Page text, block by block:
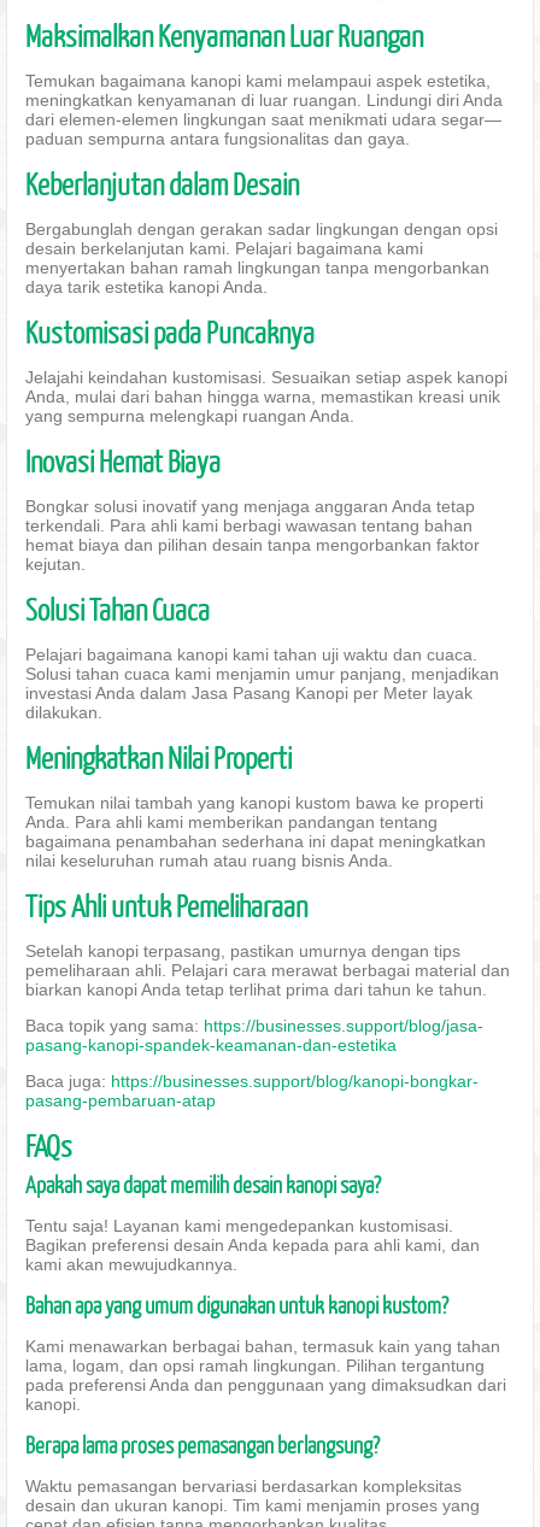
Maksimalkan Kenyamanan Luar Ruangan
Temukan bagaimana kanopi kami melampaui aspek estetika,
meningkatkan kenyamanan di luar ruangan. Lindungi diri Anda
dari elemen-elemen lingkungan saat menikmati udara segar—
paduan sempurna antara fungsionalitas dan gaya.
Keberlanjutan dalam Desain
Bergabunglah dengan gerakan sadar lingkungan dengan opsi
desain berkelanjutan kami. Pelajari bagaimana kami
menyertakan bahan ramah lingkungan tanpa mengorbankan
daya tarik estetika kanopi Anda.
Kustomisasi pada Puncaknya
Jelajahi keindahan kustomisasi. Sesuaikan setiap aspek kanopi
Anda, mulai dari bahan hingga warna, memastikan kreasi unik
yang sempurna melengkapi ruangan Anda.
Inovasi Hemat Biaya
Bongkar solusi inovatif yang menjaga anggaran Anda tetap
terkendali. Para ahli kami berbagi wawasan tentang bahan
hemat biaya dan pilihan desain tanpa mengorbankan faktor
kejutan.
Solusi Tahan Cuaca
Pelajari bagaimana kanopi kami tahan uji waktu dan cuaca.
Solusi tahan cuaca kami menjamin umur panjang, menjadikan
investasi Anda dalam Jasa Pasang Kanopi per Meter layak
dilakukan.
Meningkatkan Nilai Properti
Temukan nilai tambah yang kanopi kustom bawa ke properti
Anda. Para ahli kami memberikan pandangan tentang
bagaimana penambahan sederhana ini dapat meningkatkan
nilai keseluruhan rumah atau ruang bisnis Anda.
Tips Ahli untuk Pemeliharaan
Setelah kanopi terpasang, pastikan umurnya dengan tips
pemeliharaan ahli. Pelajari cara merawat berbagai material dan
biarkan kanopi Anda tetap terlihat prima dari tahun ke tahun.
Baca topik yang sama: https://businesses.support/blog/jasa-
pasang-kanopi-spandek-keamanan-dan-estetika
Baca juga: https://businesses.support/blog/kanopi-bongkar-
pasang-pembaruan-atap
FAQs
Apakah saya dapat memilih desain kanopi saya?
Tentu saja! Layanan kami mengedepankan kustomisasi.
Bagikan preferensi desain Anda kepada para ahli kami, dan
kami akan mewujudkannya.
Bahan apa yang umum digunakan untuk kanopi kustom?
Kami menawarkan berbagai bahan, termasuk kain yang tahan
lama, logam, dan opsi ramah lingkungan. Pilihan tergantung
pada preferensi Anda dan penggunaan yang dimaksudkan dari
kanopi.
Berapa lama proses pemasangan berlangsung?
Waktu pemasangan bervariasi berdasarkan kompleksitas
desain dan ukuran kanopi. Tim kami menjamin proses yang